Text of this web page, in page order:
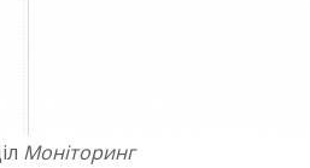
Моніторинг